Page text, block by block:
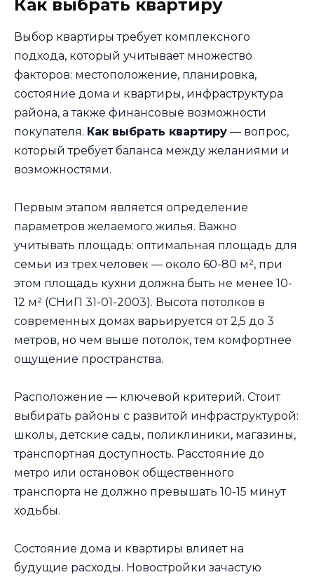
Как выбрать квартиру
Выбор квартиры требует комплексного
подхода, который учитывает множество
факторов: местоположение, планировка,
состояние дома и квартиры, инфраструктура
района, а также финансовые возможности
покупателя. Как выбрать квартиру — вопрос,
который требует баланса между желаниями и
возможностями.
Первым этапом является определение
параметров желаемого жилья. Важно
учитывать площадь: оптимальная площадь для
семьи из трех человек — около 60-80 м², при
этом площадь кухни должна быть не менее 10-
12 м² (СНиП 31-01-2003). Высота потолков в
современных домах варьируется от 2,5 до 3
метров, но чем выше потолок, тем комфортнее
ощущение пространства.
Расположение — ключевой критерий. Стоит
выбирать районы с развитой инфраструктурой:
школы, детские сады, поликлиники, магазины,
транспортная доступность. Расстояние до
метро или остановок общественного
транспорта не должно превышать 10-15 минут
ходьбы.
Состояние дома и квартиры влияет на
будущие расходы. Новостройки зачастую